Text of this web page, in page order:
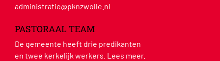
administratie@pknzwolle.nl
PASTORAAL TEAM
De gemeente heeft drie predikanten
en twee kerkelijk werkers. Lees meer.